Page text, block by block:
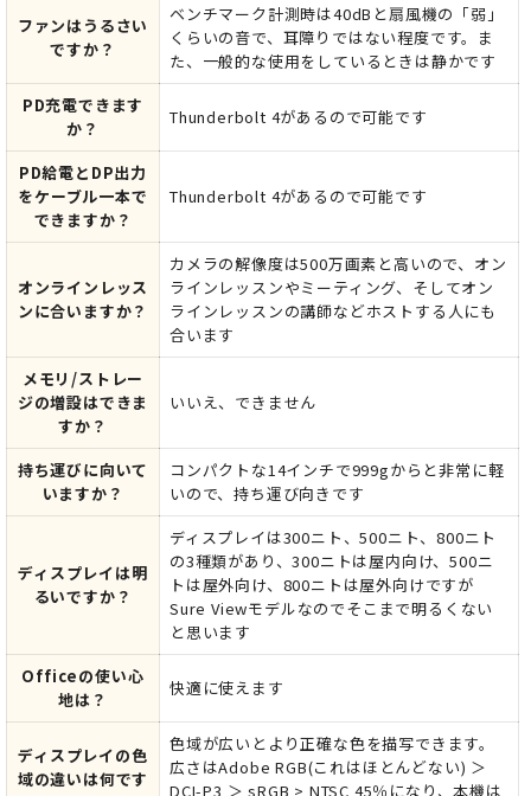
ファンはうるさい
ですか？
ベンチマーク計測時は40dBと扇風機の「弱」
くらいの音で、耳障りではない程度です。ま
た、一般的な使用をしているときは静かです
PD充電できます
か？
Thunderbolt 4があるので可能です
PD給電とDP出力
をケーブル一本で
できますか？
Thunderbolt 4があるので可能です
オンラインレッス
ンに合いますか？
カメラの解像度は500万画素と高いので、オン
ラインレッスンやミーティング、そしてオン
ラインレッスンの講師などホストする人にも
合います
メモリ/ストレー
ジの増設はできま
すか？
いいえ、できません
持ち運びに向いて
いますか？
コンパクトな14インチで999gからと非常に軽
いので、持ち運び向きです
ディスプレイは明
るいですか？
ディスプレイは300ニト、500ニト、800ニト
の3種類があり、300ニトは屋内向け、500ニ
トは屋外向け、800ニトは屋外向けですが
Sure Viewモデルなのでそこまで明るくない
と思います
Officeの使い心
地は？
快適に使えます
ディスプレイの色
域の違いは何です
色域が広いとより正確な色を描写できます。
広さはAdobe RGB(これはほとんどない) ＞
DCI-P3 ＞ sRGB > NTSC 45％になり、本機は